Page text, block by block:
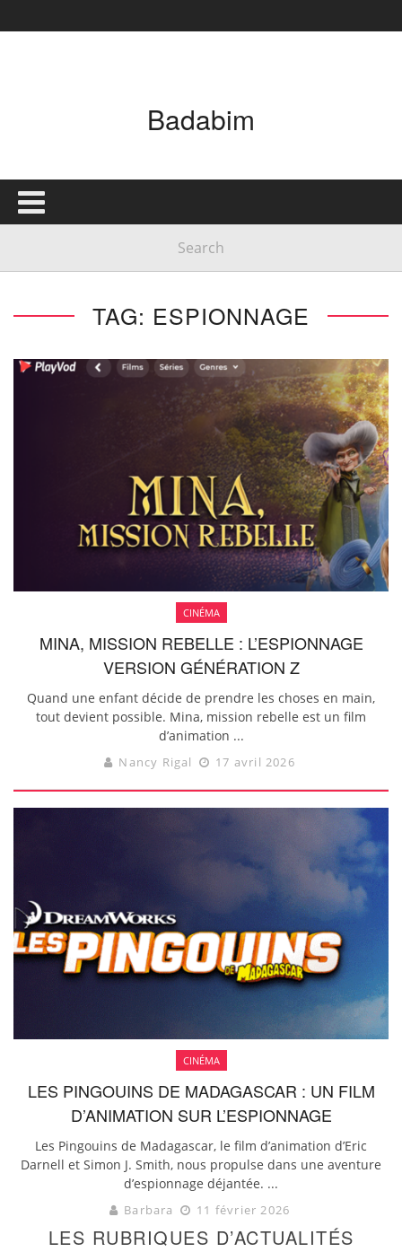
Badabim
TAG: ESPIONNAGE
CINÉMA
MINA, MISSION REBELLE : L’ESPIONNAGE
VERSION GÉNÉRATION Z
Quand une enfant décide de prendre les choses en main,
tout devient possible. Mina, mission rebelle est un film
d’animation ...
Nancy Rigal 17 avril 2026
CINÉMA
LES PINGOUINS DE MADAGASCAR : UN FILM
D’ANIMATION SUR L’ESPIONNAGE
Les Pingouins de Madagascar, le film d’animation d’Eric
Darnell et Simon J. Smith, nous propulse dans une aventure
d’espionnage déjantée. ...
Barbara 11 février 2026
LES RUBRIQUES D’ACTUALITÉS